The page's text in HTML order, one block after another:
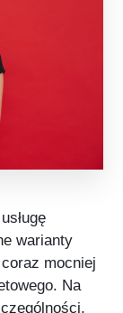
warianty
mocniej
Na